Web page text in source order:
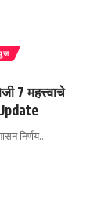
7 महत्त्वाचे
निर्णय…